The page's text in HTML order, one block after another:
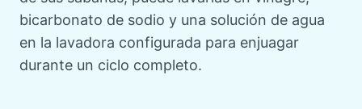
bicarbonato de sodio y una solución de agua
en la lavadora configurada para enjuagar
durante un ciclo completo.